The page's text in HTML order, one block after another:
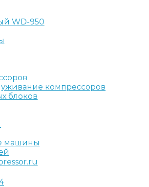
WD-950
компрессоров
блоков
машины